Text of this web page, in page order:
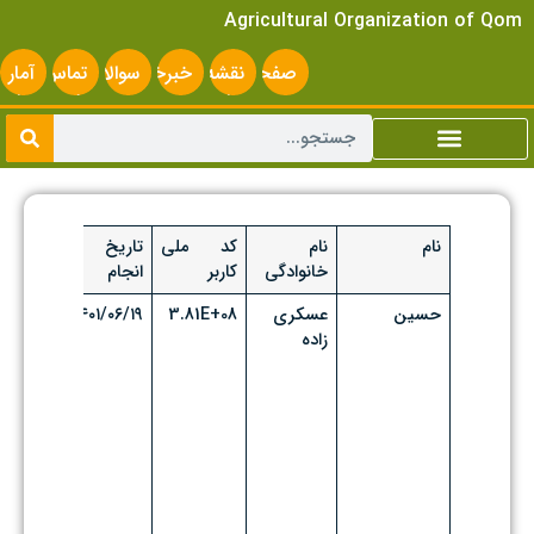
Agricultural Organization of Qom
صفحه
اصلی
نقشه
سایت
خبرخوانسوالات
متداول
تماس
با ما
آمار
نام
نام
خانوادگی
کد ملی
کاربر
تاریخ
انجام
حسین
عسکری
زاده
3.81E+08 ۱۴۰۱/۰۶/۱۹